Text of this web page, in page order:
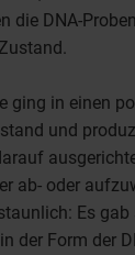
die DNA-
ging in einen
und
ab- oder
Es
der Form der